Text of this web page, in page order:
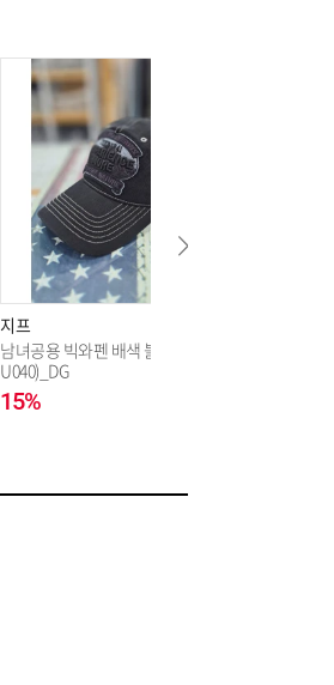
지프
남녀공용 빅와펜 배색 볼캡(JR3GC
U040)_DG
15%